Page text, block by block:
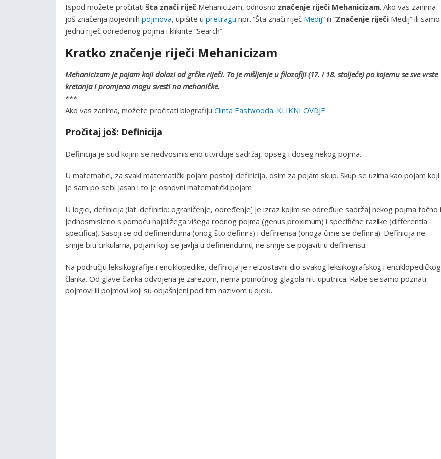
Ispod možete pročitati šta znači riječ Mehanicizam, odnosno značenje riječi Mehanicizam. Ako vas zanima
još značenja pojedinih pojmova, upišite u pretragu npr. “Šta znači riječ Medij” ili “Značenje riječi Medij” ili samo
jednu riječ određenog pojma i kliknite “Search”.
Kratko značenje riječi Mehanicizam
Mehanicizam je pojam koji dolazi od grčke riječi. To je mišljenje u filozofiji (17. i 18. stoljeće) po kojemu se sve vrste
kretanja i promjena mogu svesti na mehaničke.
***
Ako vas zanima, možete pročitati biografiju Clinta Eastwooda. KLIKNI OVDJE
Pročitaj još: Definicija
Definicija je sud kojim se nedvosmisleno utvrđuje sadržaj, opseg i doseg nekog pojma.
U matematici, za svaki matematički pojam postoji definicija, osim za pojam skup. Skup se uzima kao pojam koji
je sam po sebi jasan i to je osnovni matematički pojam.
U logici, definicija (lat. definitio: ograničenje, određenje) je izraz kojim se određuje sadržaj nekog pojma točno i
jednosmisleno s pomoću najbližega višega rodnog pojma (genus proximum) i specifične razlike (differentia
specifica). Sasoji se od definienduma (onog što definira) i definiensa (onoga čime se definira). Definicija ne
smije biti cirkularna, pojam koji se javlja u definiendumu; ne smije se pojaviti u definiensu.
Na području leksikografije i enciklopedike, definicija je neizostavni dio svakog leksikografskog i enciklopedičkog
članka. Od glave članka odvojena je zarezom, nema pomoćnog glagola niti uputnica. Rabe se samo poznati
pojmovi ili pojmovi koji su objašnjeni pod tim nazivom u djelu.